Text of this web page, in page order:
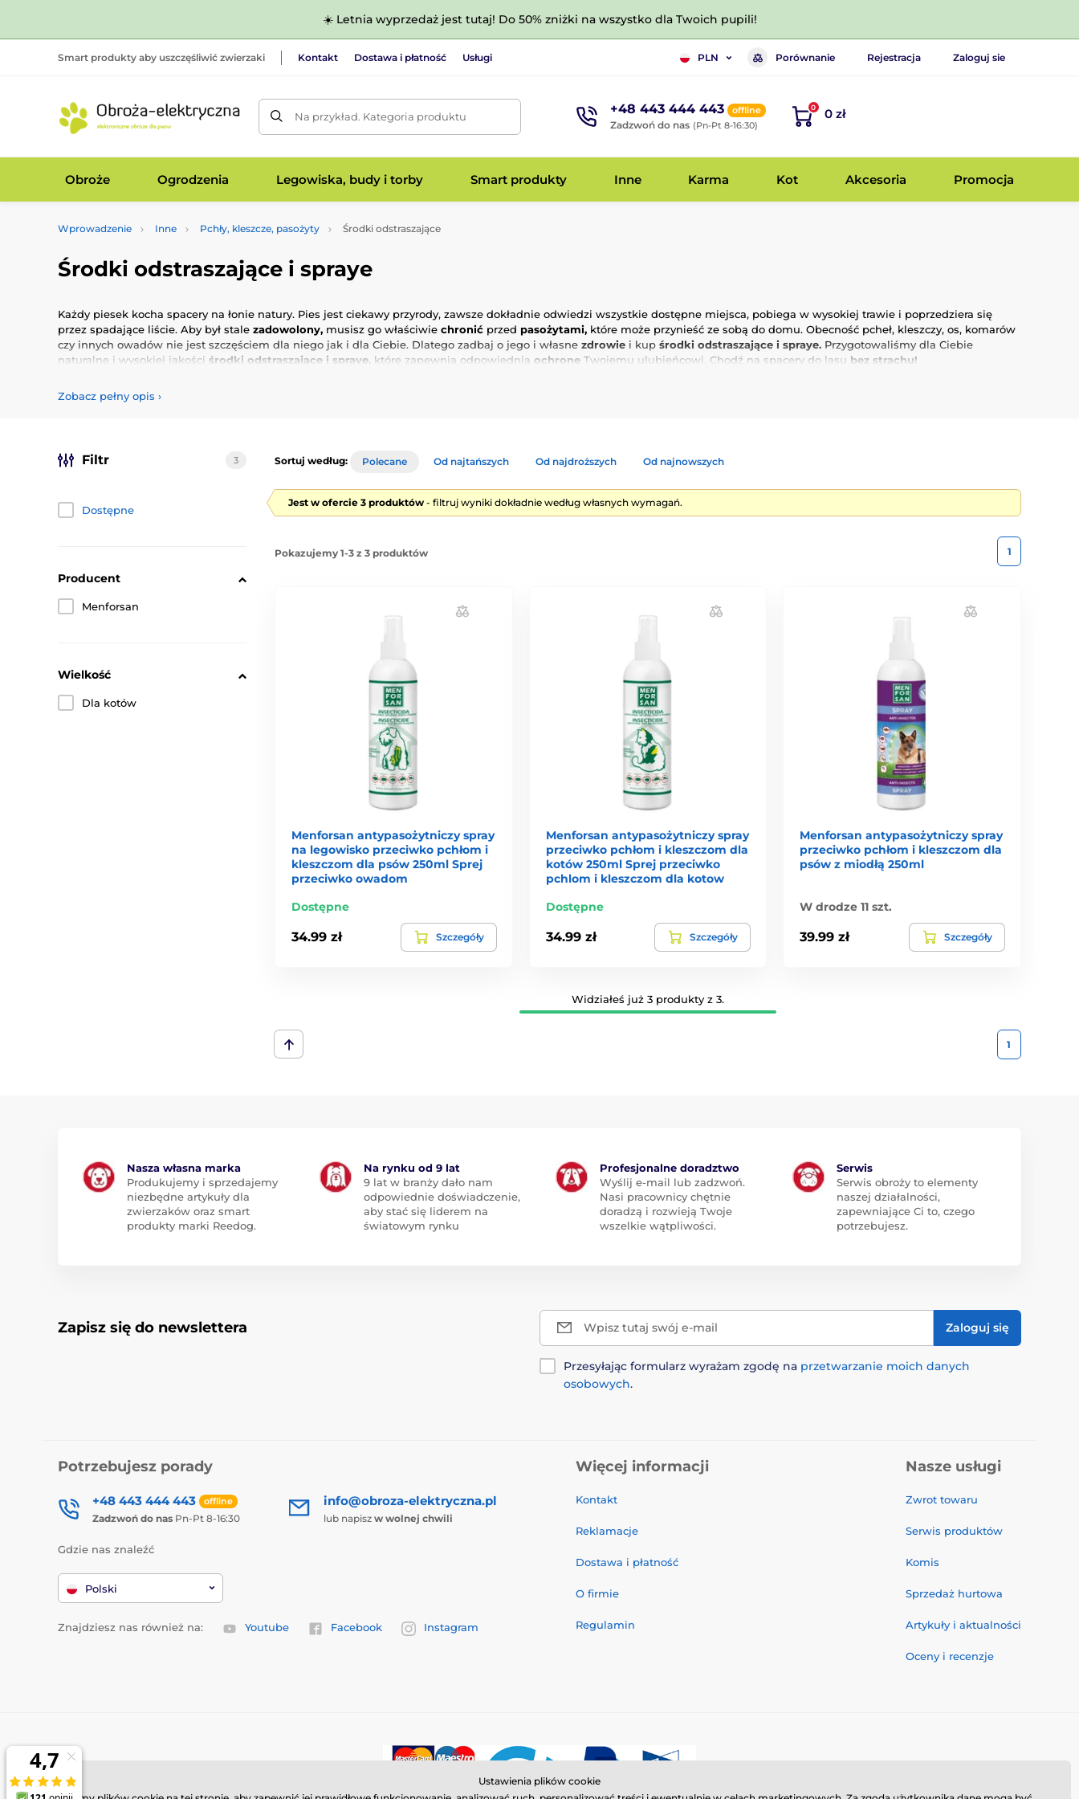
☀️ Letnia wyprzedaż jest tutaj! Do 50% zniżki na wszystko dla Twoich pupili!
Smart produkty aby uszczęśliwić zwierzaki Kontakt Dostawa i płatność Usługi PLN Porównanie Rejestracja Zaloguj sie
Na przykład. Kategoria produktu +48 443 444 443 offline
Zadzwoń do nas (Pn-Pt 8-16:30)
0 0 zł
Obroże Ogrodzenia Legowiska, budy i torby Smart produkty Inne Karma Kot Akcesoria Promocja
Wprowadzenie Inne Pchły, kleszcze, pasożyty Środki odstraszające
Środki odstraszające i spraye
Każdy piesek kocha spacery na łonie natury. Pies jest ciekawy przyrody, zawsze dokładnie odwiedzi wszystkie dostępne miejsca, pobiega w wysokiej trawie i poprzedziera się
przez spadające liście. Aby był stale zadowolony, musisz go właściwie chronić przed pasożytami, które może przynieść ze sobą do domu. Obecność pcheł, kleszczy, os, komarów
czy innych owadów nie jest szczęściem dla niego jak i dla Ciebie. Dlatego zadbaj o jego i własne zdrowie i kup środki odstraszające i spraye. Przygotowaliśmy dla Ciebie
naturalne i wysokiej jakości środki odstraszające i spraye, które zapewnią odpowiednią ochronę Twojemu ulubieńcowi. Chodź na spacery do lasu bez strachu!
Zobacz pełny opis ›
Filtr 3
Dostępne
Producent
Menforsan
Wielkość
Dla kotów
Sortuj według: Polecane Od najtańszych Od najdroższych Od najnowszych
Jest w ofercie 3 produktów - filtruj wyniki dokładnie według własnych wymagań.
Pokazujemy 1-3 z 3 produktów 1
Menforsan antypasożytniczy spray
na legowisko przeciwko pchłom i
kleszczom dla psów 250ml Sprej
przeciwko owadom
Dostępne
34.99 zł Szczegóły
Menforsan antypasożytniczy spray
przeciwko pchłom i kleszczom dla
kotów 250ml Sprej przeciwko
pchlom i kleszczom dla kotow
Dostępne
34.99 zł Szczegóły
Menforsan antypasożytniczy spray
przeciwko pchłom i kleszczom dla
psów z miodłą 250ml
W drodze 11 szt.
39.99 zł Szczegóły
Widziałeś już 3 produkty z 3.
1
Nasza własna marka
Produkujemy i sprzedajemy
niezbędne artykuły dla
zwierzaków oraz smart
produkty marki Reedog.
Na rynku od 9 lat
9 lat w branży dało nam
odpowiednie doświadczenie,
aby stać się liderem na
światowym rynku
Profesjonalne doradztwo
Wyślij e-mail lub zadzwoń.
Nasi pracownicy chętnie
doradzą i rozwieją Twoje
wszelkie wątpliwości.
Serwis
Serwis obroży to elementy
naszej działalności,
zapewniające Ci to, czego
potrzebujesz.
Zapisz się do newslettera Wpisz tutaj swój e-mail Zaloguj się
Przesyłając formularz wyrażam zgodę na przetwarzanie moich danych
osobowych.
Potrzebujesz porady
+48 443 444 443 offline
Zadzwoń do nas Pn-Pt 8-16:30
info@obroza-elektryczna.pl
lub napisz w wolnej chwili
Gdzie nas znaleźć
Polski
Znajdziesz nas również na: Youtube Facebook Instagram
Więcej informacji
Kontakt
Reklamacje
Dostawa i płatność
O firmie
Regulamin
Nasze usługi
Zwrot towaru
Serwis produktów
Komis
Sprzedaż hurtowa
Artykuły i aktualności
Oceny i recenzje
Ustawienia plików cookie